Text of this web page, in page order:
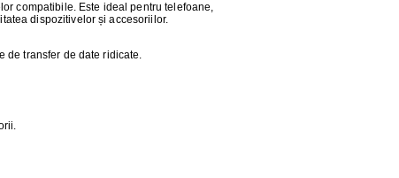
compatibile. Este ideal pentru telefoane,
dispozitivelor și accesoriilor.
de transfer de date ridicate.